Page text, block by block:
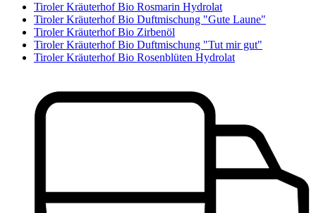
Tiroler Kräuterhof Bio Rosmarin Hydrolat
Tiroler Kräuterhof Bio Duftmischung "Gute Laune"
Tiroler Kräuterhof Bio Zirbenöl
Tiroler Kräuterhof Bio Duftmischung "Tut mir gut"
Tiroler Kräuterhof Bio Rosenblüten Hydrolat